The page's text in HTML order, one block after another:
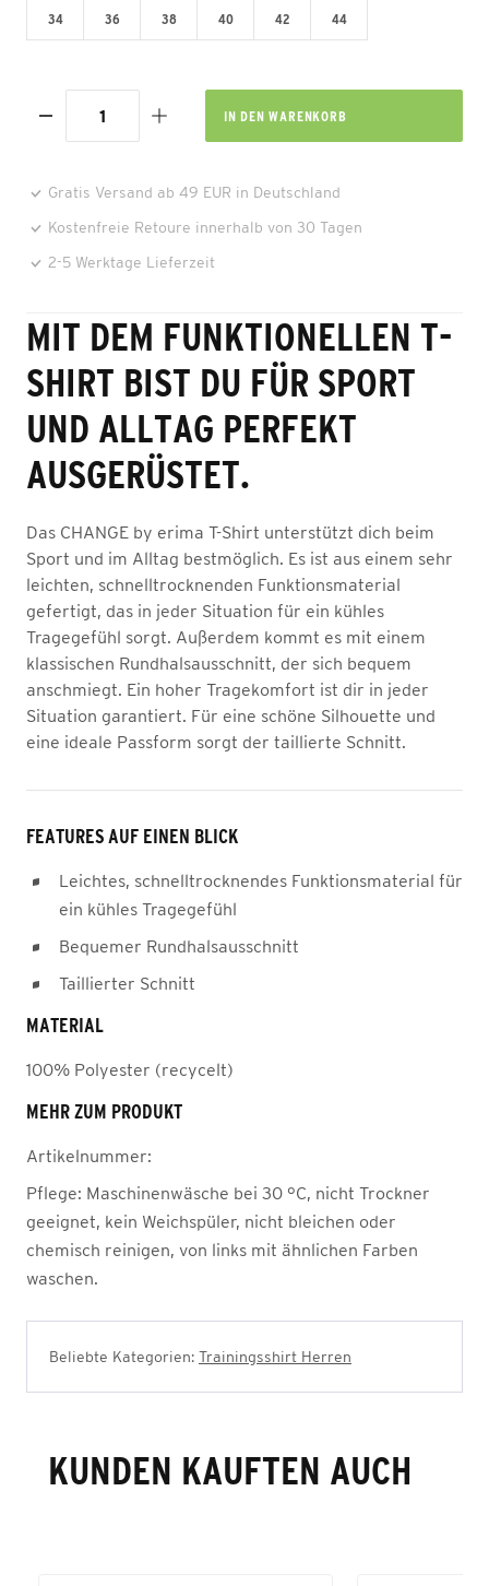
34 36 38 40 42 44
IN DEN WARENKORB
Gratis Versand ab 49 EUR in Deutschland
Kostenfreie Retoure innerhalb von 30 Tagen
2-5 Werktage Lieferzeit
MIT DEM FUNKTIONELLEN T-
SHIRT BIST DU FÜR SPORT
UND ALLTAG PERFEKT
AUSGERÜSTET.
Das CHANGE by erima T-Shirt unterstützt dich beim
Sport und im Alltag bestmöglich. Es ist aus einem sehr
leichten, schnelltrocknenden Funktionsmaterial
gefertigt, das in jeder Situation für ein kühles
Tragegefühl sorgt. Außerdem kommt es mit einem
klassischen Rundhalsausschnitt, der sich bequem
anschmiegt. Ein hoher Tragekomfort ist dir in jeder
Situation garantiert. Für eine schöne Silhouette und
eine ideale Passform sorgt der taillierte Schnitt.
FEATURES AUF EINEN BLICK
Leichtes, schnelltrocknendes Funktionsmaterial für
ein kühles Tragegefühl
Bequemer Rundhalsausschnitt
Taillierter Schnitt
MATERIAL
100% Polyester (recycelt)
MEHR ZUM PRODUKT
Artikelnummer:
Pflege: Maschinenwäsche bei 30 °C, nicht Trockner
geeignet, kein Weichspüler, nicht bleichen oder
chemisch reinigen, von links mit ähnlichen Farben
waschen.
Beliebte Kategorien: Trainingsshirt Herren
KUNDEN KAUFTEN AUCH